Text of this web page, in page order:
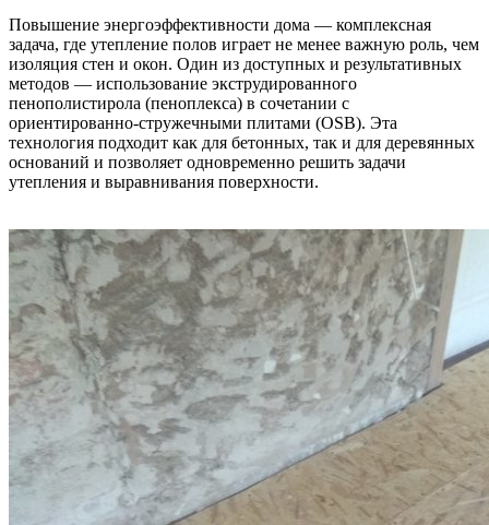
Повышение энергоэффективности дома — комплексная
задача, где утепление полов играет не менее важную роль, чем
изоляция стен и окон. Один из доступных и результативных
методов — использование экструдированного
пенополистирола (пеноплекса) в сочетании с
ориентированно-стружечными плитами (OSB). Эта
технология подходит как для бетонных, так и для деревянных
оснований и позволяет одновременно решить задачи
утепления и выравнивания поверхности.